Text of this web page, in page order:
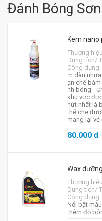
Đánh Bóng
Kem nano
Thương
Dung tích/
Công dụng:
m dàn nhựa
ạn chế
nh bóng -
khu vực
nứt nhất là
thể che
mang lại vẻ
80.000đ
Wax
Thương
Dung tích/
Công dụng:
Nổi bật
thêm độ